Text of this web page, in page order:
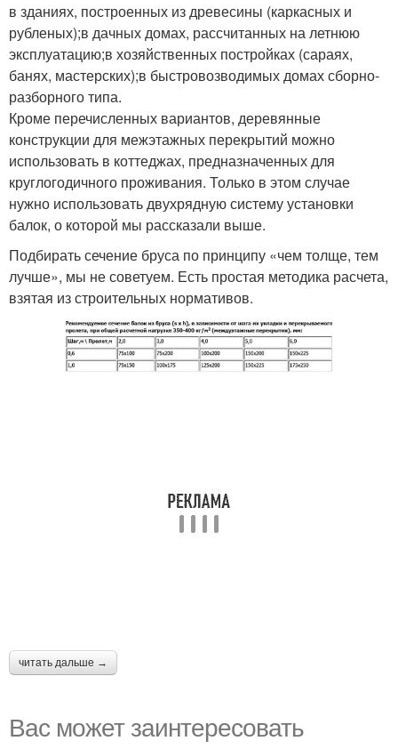
в зданиях, построенных из древесины (каркасных и
рубленых);в дачных домах, рассчитанных на летнюю
эксплуатацию;в хозяйственных постройках (сараях,
банях, мастерских);в быстровозводимых домах сборно-
разборного типа.
Кроме перечисленных вариантов, деревянные
конструкции для межэтажных перекрытий можно
использовать в коттеджах, предназначенных для
круглогодичного проживания. Только в этом случае
нужно использовать двухрядную систему установки
балок, о которой мы рассказали выше.
Подбирать сечение бруса по принципу «чем толще, тем
лучше», мы не советуем. Есть простая методика расчета,
взятая из строительных нормативов.
читать дальше →
Вас может заинтересовать